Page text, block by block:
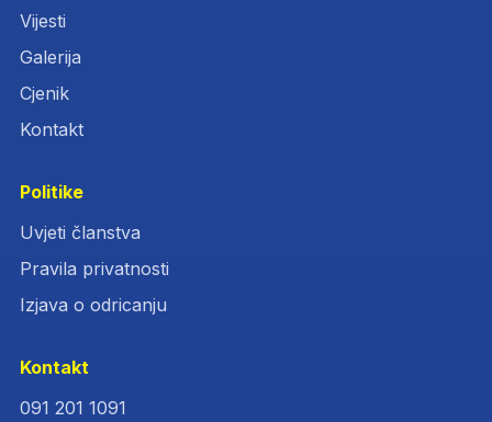
Vijesti
Galerija
Cjenik
Kontakt
Politike
Uvjeti članstva
Pravila privatnosti
Izjava o odricanju
Kontakt
091 201 1091